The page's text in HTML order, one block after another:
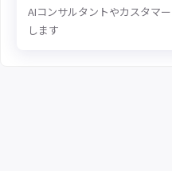
AIコンサルタントやカスタマ
します